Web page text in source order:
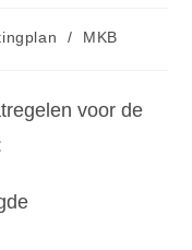
/ MKB
voor de